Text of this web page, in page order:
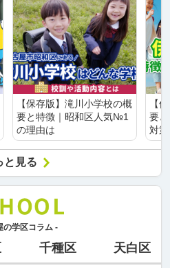
【保存版】滝川小学校の概
要と特徴｜昭和区人気№1
の理由は
【
要
対
と見る
の学区コラム -
千種区 天白区